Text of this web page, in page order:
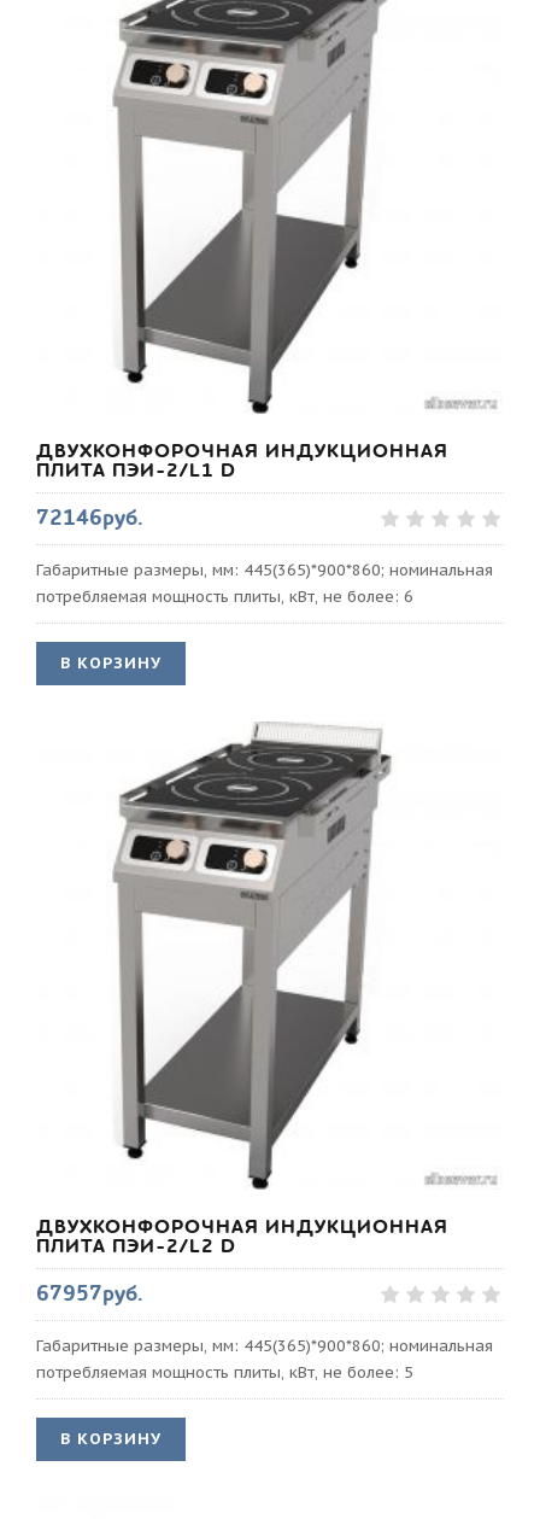
ДВУХКОНФОРОЧНАЯ ИНДУКЦИОННАЯ
ПЛИТА ПЭИ-2/L1 D
72146руб.
Габаритные размеры, мм: 445(365)*900*860; номинальная
потребляемая мощность плиты, кВт, не более: 6
В КОРЗИНУ
ДВУХКОНФОРОЧНАЯ ИНДУКЦИОННАЯ
ПЛИТА ПЭИ-2/L2 D
67957руб.
Габаритные размеры, мм: 445(365)*900*860; номинальная
потребляемая мощность плиты, кВт, не более: 5
В КОРЗИНУ